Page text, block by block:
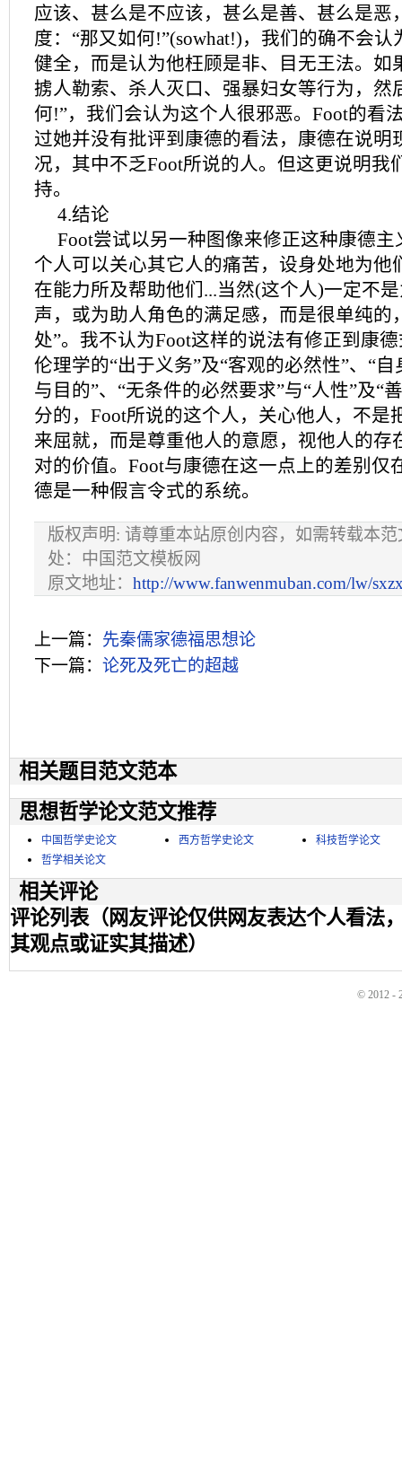
应该、甚么是不应该，甚么是善、甚么是恶
度：“那又如何!”(sowhat!)，我们的确不会
健全，而是认为他枉顾是非、目无王法。如
掳人勒索、杀人灭口、强暴妇女等行为，然
何!”，我们会认为这个人很邪恶。Foot的看
过她并没有批评到康德的看法，康德在说明
况，其中不乏Foot所说的人。但这更说明我
持。
4.结论
Foot尝试以另一种图像来修正这种康德主
个人可以关心其它人的痛苦，设身处地为他
在能力所及帮助他们...当然(这个人)一定不
声，或为助人角色的满足感，而是很单纯的
处”。我不认为Foot这样的说法有修正到康
伦理学的“出于义务”及“客观的必然性”、“
与目的”、“无条件的必然要求”与“人性”及“
分的，Foot所说的这个人，关心他人，不是
来屈就，而是尊重他人的意愿，视他人的存
对的价值。Foot与康德在这一点上的差别仅
德是一种假言令式的系统。
版权声明: 请尊重本站原创内容，如需转载本
处：中国范文模板网
原文地址： http://www.fanwenmuban.com/lw/
上一篇： 先秦儒家德福思想论
下一篇： 论死及死亡的超越
相关题目范文范本
思想哲学论文范文推荐
中国哲学史论文 西方哲学史论文
科技哲学论文
哲学相关论文
相关评论
评论列表（网友评论仅供网友表达个人看法
其观点或证实其描述）
© 2012 -